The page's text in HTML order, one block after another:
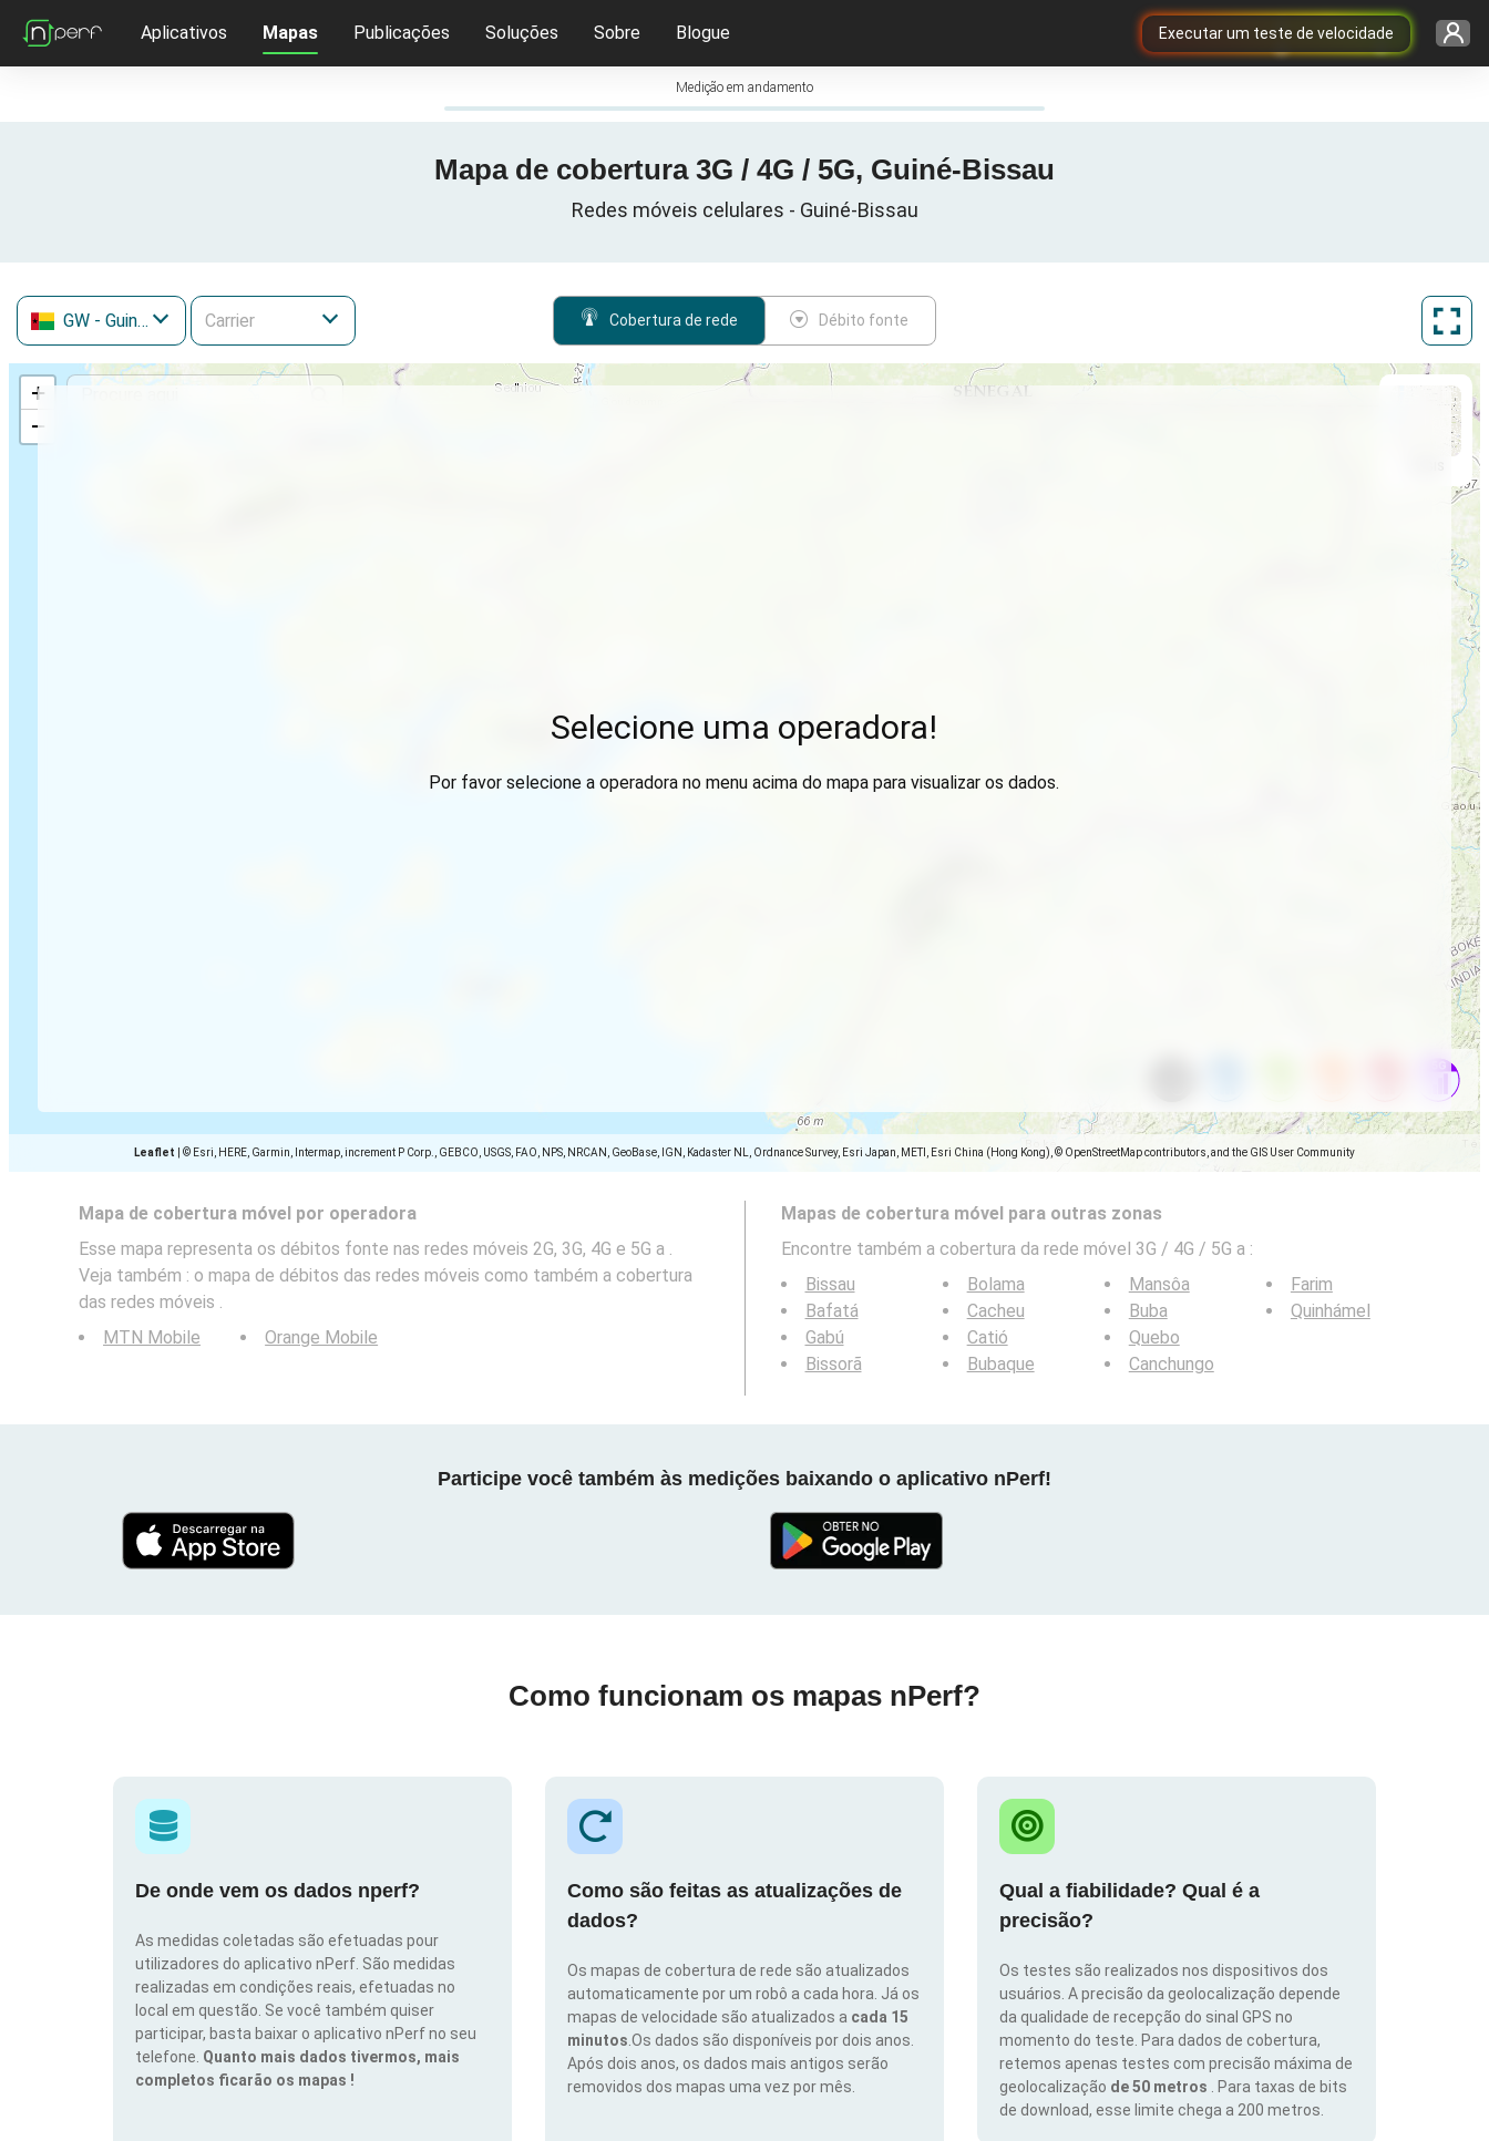
Executar um teste de velocidade
Aplicativos Mapas Publicações Soluções Sobre Blogue
Medição em andamento
Mapa de cobertura 3G / 4G / 5G, Guiné-Bissau
Redes móveis celulares - Guiné-Bissau
GW - Guiné-Bissau Cobertura de rede Débito fonte
+
−
Leaflet © Esri, HERE, Garmin, Intermap, increment P Corp., GEBCO, USGS, FAO, NPS, NRCAN, GeoBase, IGN, Kadaster NL, Ordnance Survey, Esri Japan, METI, Esri China (Hong Kong), © OpenStreetMap contributors, and the GIS User Community
Selecione uma operadora!
Por favor selecione a operadora no menu acima do mapa para visualizar os dados.
Mapa de cobertura móvel por operadora
Esse mapa representa os débitos fonte nas redes móveis 2G, 3G, 4G e 5G a .
Veja também : o mapa de débitos das redes móveis como também a cobertura
das redes móveis .
MTN Mobile
Orange Mobile
Mapas de cobertura móvel para outras zonas
Encontre também a cobertura da rede móvel 3G / 4G / 5G a :
Bissau
Bafatá
Gabú
Bissorã
Bolama
Cacheu
Catió
Bubaque
Mansôa
Buba
Quebo
Canchungo
Farim
Quinhámel
Participe você também às medições baixando o aplicativo nPerf!
Como funcionam os mapas nPerf?
De onde vem os dados nperf?
As medidas coletadas são efetuadas pour
utilizadores do aplicativo nPerf. São medidas
realizadas em condições reais, efetuadas no
local em questão. Se você também quiser
participar, basta baixar o aplicativo nPerf no seu
telefone. Quanto mais dados tivermos, mais
completos ficarão os mapas !
Como são feitas as atualizações de
dados?
Os mapas de cobertura de rede são atualizados
automaticamente por um robô a cada hora. Já os
mapas de velocidade são atualizados a cada 15
minutos .Os dados são disponíveis por dois anos.
Após dois anos, os dados mais antigos serão
removidos dos mapas uma vez por mês.
Qual a fiabilidade? Qual é a
precisão?
Os testes são realizados nos dispositivos dos
usuários. A precisão da geolocalização depende
da qualidade de recepção do sinal GPS no
momento do teste. Para dados de cobertura,
retemos apenas testes com precisão máxima de
geolocalização de 50 metros
. Para taxas de bits
de download, esse limite chega a 200 metros.